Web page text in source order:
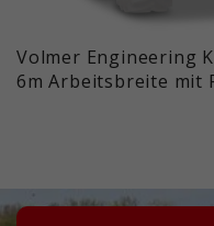
Volmer Engineering
6m Arbeitsbreite mit